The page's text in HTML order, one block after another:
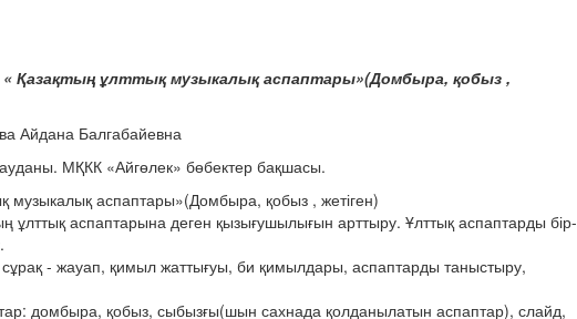
білесі?дер деп ойлаймын, солай емес пе ?лде ?ателесемін бе?
білеміз ?ой?
атайды, бас?а ?лтты? аспаптарында айтады.
жалпы т?сінік беру.
« Қазақтың ұлттық музыкалық аспаптары»(Домбыра, қобыз ,
Айдана Балгабайевна
МҚКК «Айгөлек» бөбектер бақшасы.
музыкалық аспаптары»(Домбыра, қобыз , жетіген)
ұлттық аспаптарына деген қызығушылығын арттыру. Ұлттық аспаптарды бір-
- жауап, қимыл жаттығуы, би қимылдары, аспаптарды таныстыру,
домбыра, қобыз, сыбызғы(шын сахнада қолданылатын аспаптар), слайд,